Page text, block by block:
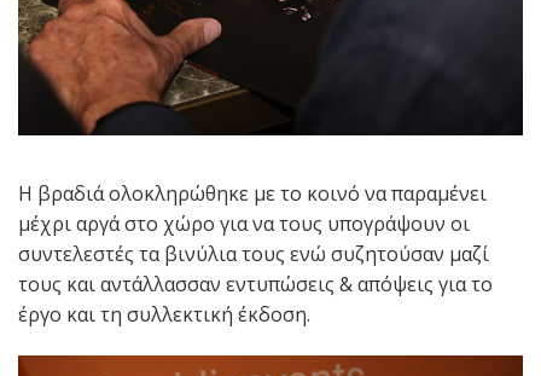
Η βραδιά ολοκληρώθηκε με το κοινό να παραμένει
μέχρι αργά στο χώρο για να τους υπογράψουν οι
συντελεστές τα βινύλια τους ενώ συζητούσαν μαζί
τους και αντάλλασσαν εντυπώσεις & απόψεις για το
έργο και τη συλλεκτική έκδοση.